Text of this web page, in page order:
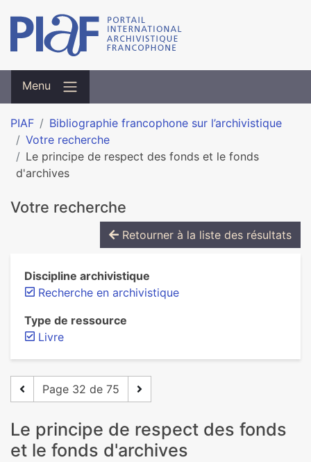
Menu
PIAF
Bibliographie francophone sur l’archivistique
Votre recherche
Le principe de respect des fonds et le fonds
d'archives
Votre recherche
Retourner à la liste des résultats
Discipline archivistique
Recherche en archivistique
Type de ressource
Livre
Page 32 de 75
Le principe de respect des fonds
et le fonds d'archives